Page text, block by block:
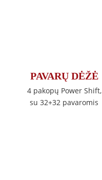
PAVARŲ DĖŽĖ
4 pakopų Power Shift,
su 32+32 pavaromis